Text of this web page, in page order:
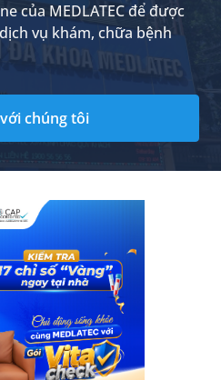
của MEDLATEC để được
vụ khám, chữa bệnh
chúng tôi